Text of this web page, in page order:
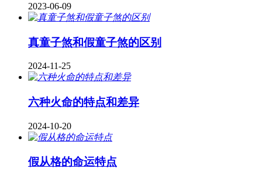
2023-06-09
真童子煞和假童子煞的区别
2024-11-25
六种火命的特点和差异
2024-10-20
假从格的命运特点